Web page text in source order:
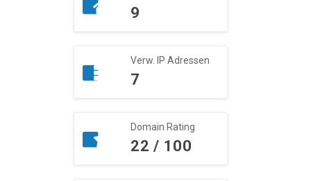
9
Verw. IP Adressen
7
Domain Rating
22 / 100